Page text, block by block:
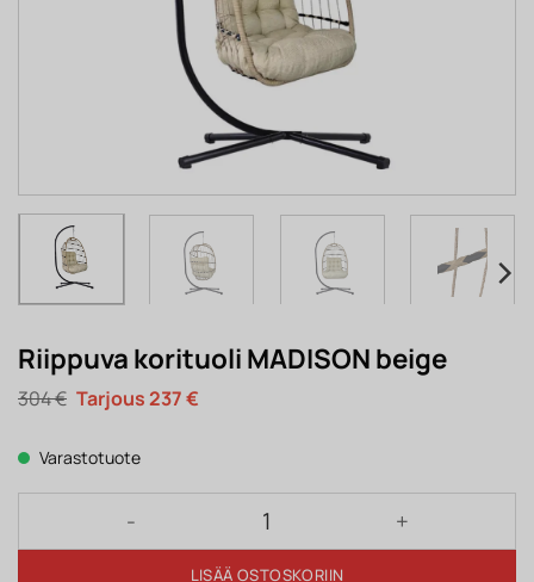
Riippuva korituoli MADISON beige
304€ Alkuperäinen
hinta
304 €.
237€Nykyinen
Varastotuote
Riippuva korituoli MADISON beige määrä
LISÄÄ OSTOSKORIIN